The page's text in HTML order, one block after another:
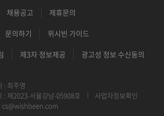
채용공고 제휴문의
문의하기 위시빈 가이드
제3자 정보제공 광고성 정보 수신동의
: 최주영
: 제2023-서울강남-05908호
사업자정보확인
cs@wishbeen.com